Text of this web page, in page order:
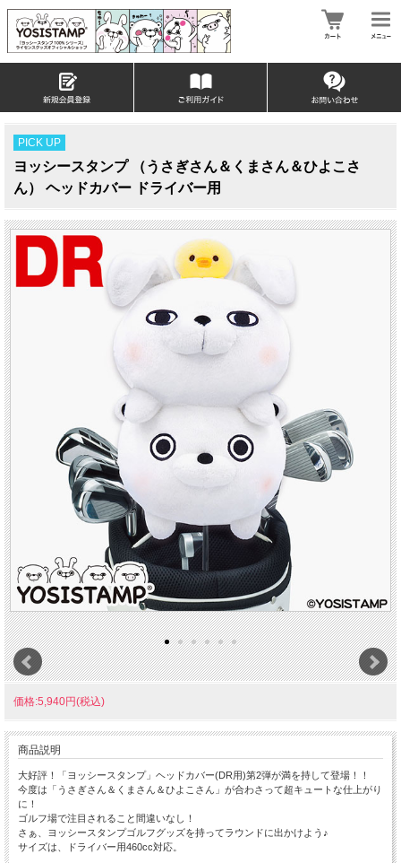
PICK UP
ヨッシースタンプ （うさぎさん＆くまさん＆ひよこさ
ん） ヘッドカバー ドライバー用
価格:5,940円(税込)
商品説明
大好評！「ヨッシースタンプ」ヘッドカバー(DR用)第2弾が満を持して登場！！
今度は「うさぎさん＆くまさん＆ひよこさん」が合わさって超キュートな仕上がり
に！
ゴルフ場で注目されること間違いなし！
さぁ、ヨッシースタンプゴルフグッズを持ってラウンドに出かけよう♪
サイズは、ドライバー用460cc対応。